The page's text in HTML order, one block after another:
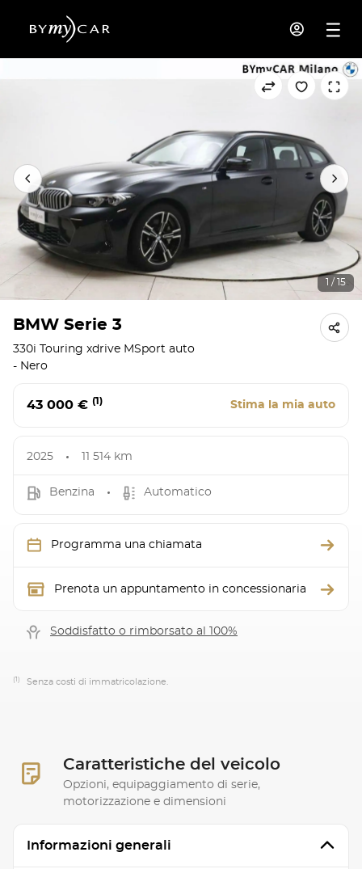
1 / 15
BMW Serie 3
330i Touring xdrive MSport auto
- Nero
43 000 € (1) Stima la mia auto
2025 11 514 km
Benzina Automatico
Programma una chiamata
Prenota un appuntamento in concessionaria
Soddisfatto o rimborsato al 100%
(1) Senza costi di immatricolazione.
Caratteristiche del veicolo
Opzioni, equipaggiamento di serie,
motorizzazione e dimensioni
Informazioni generali